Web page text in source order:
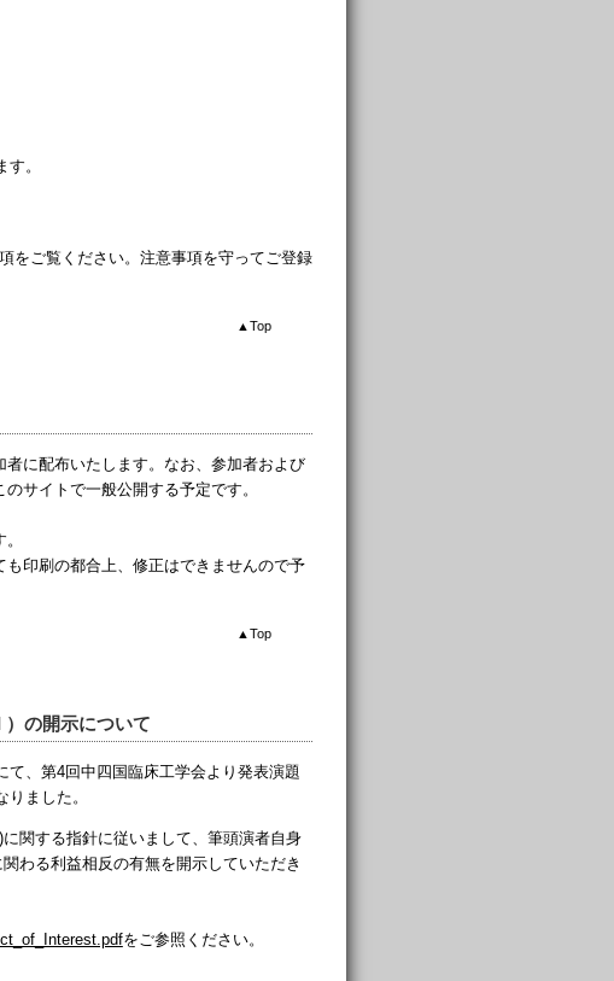
。
をご覧ください。注意事項を守ってご登録
▲ Top
に配布いたします。なお、参加者および
サイトで一般公開する予定です。
印刷の都合上、修正はできませんので予
▲ Top
の開示について
て、第4回中四国臨床工学会より発表演題
ました。
関する指針に従いまして、筆頭演者自身
わる利益相反の有無を開示していただき
をご参照ください。